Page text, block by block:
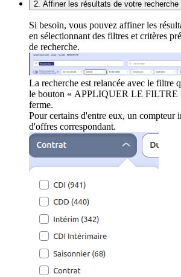
2. Affiner les résultats de votre recherche
Si besoin, vous pouvez affiner les
en sélectionnant des filtres et critères
de recherche.
La recherche est relancée avec le filtre
le bouton « APPLIQUER LE FILTRE
ferme.
Pour certains d'entre eux, un compteur
d'offres correspondant.